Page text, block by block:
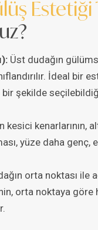
Estetiği
Üst dudağın
İdeal bir
şekilde
kesici kenarlarının,
yüze daha genç,
orta noktası ile
orta noktaya